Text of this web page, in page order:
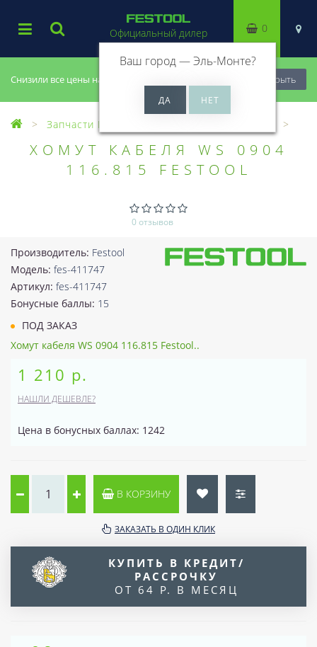
Снизили все цены на 20%, успей купить! Закрыть
Официальный дилер
Ваш город —Эль-Монте?
0
Запчасти Festool
ХОМУТ КАБЕЛЯ WS 0904
116.815 FESTOOL
0 отзывов
Производитель: Festool
Модель: fes-411747
Артикул: fes-411747
Бонусные баллы: 15
ПОД ЗАКАЗ
Хомут кабеля WS 0904 116.815 Festool..
1 210 р.
НАШЛИ ДЕШЕВЛЕ?
Цена в бонусных баллах: 1242
В КОРЗИНУ
ЗАКАЗАТЬ В ОДИН КЛИК
КУПИТЬ В КРЕДИТ/
РАССРОЧКУ
ОТ 64 Р. В МЕСЯЦ